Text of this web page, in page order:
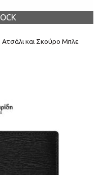
Ατσάλι και Σκούρο Μπλε